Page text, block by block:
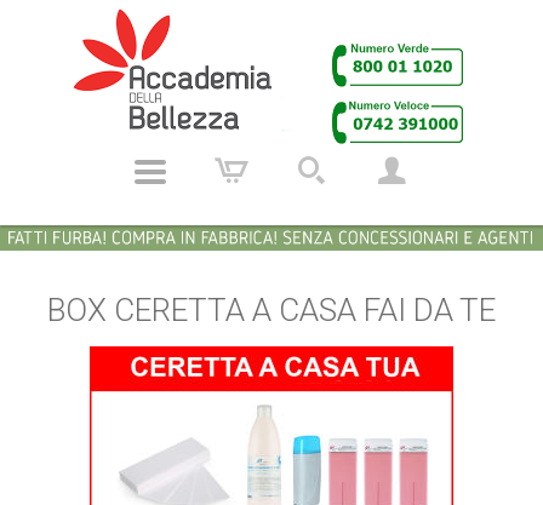
BOX CERETTA A CASA FAI DA TE